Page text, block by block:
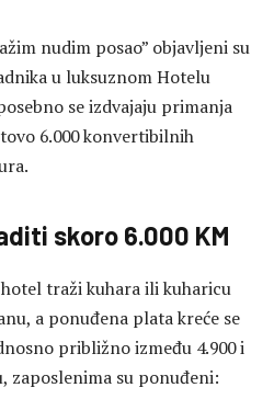
nudim posao” objavljeni su
u luksuznom Hotelu
se izdvajaju primanja
6.000 konvertibilnih
skoro 6.000 KM
traži kuhara ili kuharicu
a ponuđena plata kreće se
približno između 4.900 i
zaposlenima su ponuđeni: